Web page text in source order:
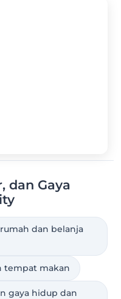
dan Gaya
dan belanja
tempat makan
gaya hidup dan